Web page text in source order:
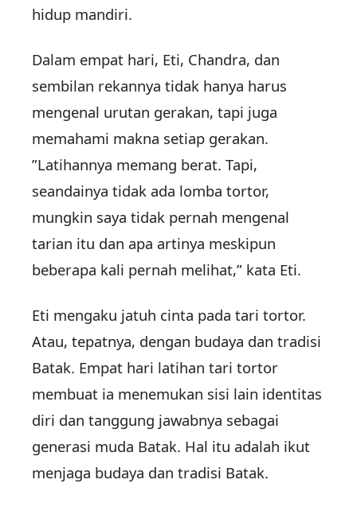
hidup mandiri.
Dalam empat hari, Eti, Chandra, dan
sembilan rekannya tidak hanya harus
mengenal urutan gerakan, tapi juga
memahami makna setiap gerakan.
”Latihannya memang berat. Tapi,
seandainya tidak ada lomba tortor,
mungkin saya tidak pernah mengenal
tarian itu dan apa artinya meskipun
beberapa kali pernah melihat,” kata Eti.
Eti mengaku jatuh cinta pada tari tortor.
Atau, tepatnya, dengan budaya dan tradisi
Batak. Empat hari latihan tari tortor
membuat ia menemukan sisi lain identitas
diri dan tanggung jawabnya sebagai
generasi muda Batak. Hal itu adalah ikut
menjaga budaya dan tradisi Batak.